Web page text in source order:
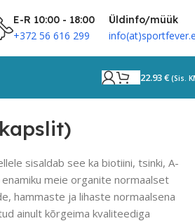
E-R 10:00 - 18:00
+372 56 616 299
Üldinfo/müük
22.93€ (sis.
sisaldab see ka biotiini, tsinki, A-
meie organite normaalset
hammaste ja lihaste normaalsena
ainult kõrgeima kvaliteediga